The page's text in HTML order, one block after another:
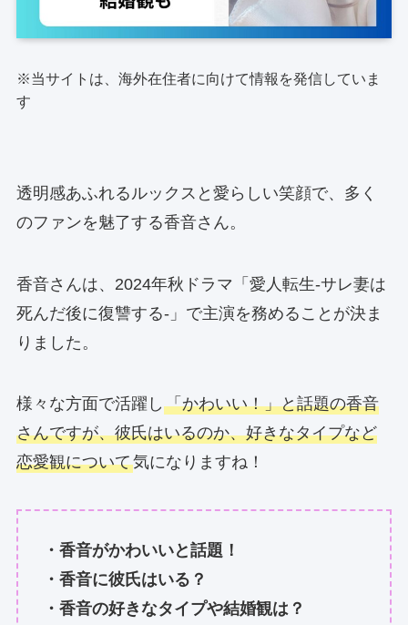
※当サイトは、海外在住者に向けて情報を発信していま
す
透明感あふれるルックスと愛らしい笑顔で、多く
のファンを魅了する香音さん。
香音さんは、2024年秋ドラマ「愛人転生-サレ妻は
死んだ後に復讐する-」で主演を務めることが決ま
りました。
様々な方面で活躍し 「かわいい！」と話題の香音
さんですが、彼氏はいるのか、好きなタイプなど
恋愛観について気になりますね！
・香音がかわいいと話題！
・香音に彼氏はいる？
・香音の好きなタイプや結婚観は？